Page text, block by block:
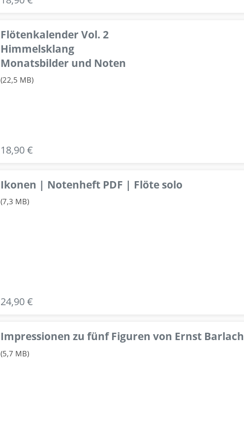
Flötenkalender Vol. 2
Himmelsklang
Monatsbilder und Noten
(22,5 MB)
18,90 €
Ikonen | Notenheft PDF | Flöte solo
(7,3 MB)
24,90 €
Impressionen zu fünf Figuren von Ernst Barlach
(5,7 MB)